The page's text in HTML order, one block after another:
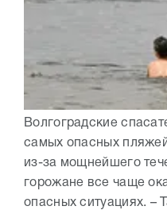
Волгоградские
самых опасных
из-за мощнейшего
горожане все чаще
опасных ситуациях. –